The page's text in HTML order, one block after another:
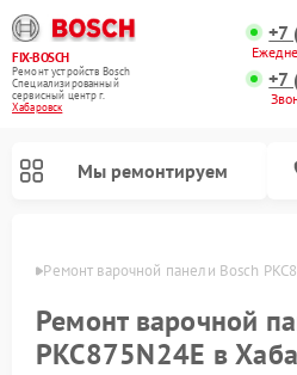
FIX-BOSCH
Ремонт устройств Bosch
Специализированный
cервисный центр г.
Хабаровск
+7
+7
Мы ремонтируем
Ремонт варочной панели Bosch
Ремонт варочной
PKC875N24E в